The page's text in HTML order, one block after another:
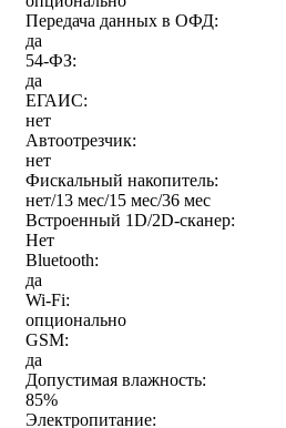
Передача данных в ОФД:
да
54-ФЗ:
да
ЕГАИС:
нет
Автоотрезчик:
нет
Фискальный накопитель:
нет/13 мес/15 мес/36 мес
Встроенный 1D/2D-сканер:
Нет
Bluetooth:
да
Wi-Fi:
опционально
GSM:
да
Допустимая влажность:
85%
Электропитание: